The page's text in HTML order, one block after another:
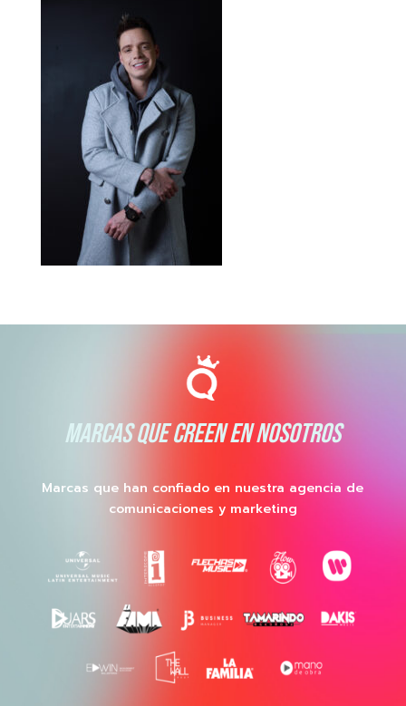
MARCAS QUE CREEN EN NOSOTROS
Marcas que han confiado en nuestra agencia de
comunicaciones y marketing